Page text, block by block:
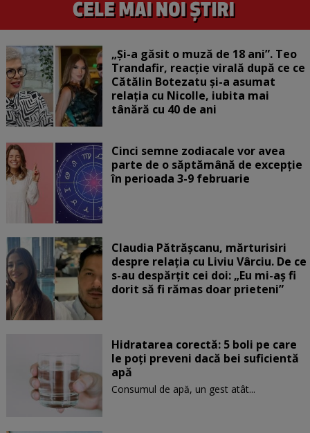
„Și-a găsit o muză de 18 ani”. Teo
Trandafir, reacție virală după ce ce
Cătălin Botezatu și-a asumat
relația cu Nicolle, iubita mai
tânără cu 40 de ani
Cinci semne zodiacale vor avea
parte de o săptămână de excepție
în perioada 3-9 februarie
Claudia Pătrășcanu, mărturisiri
despre relația cu Liviu Vârciu. De ce
s-au despărțit cei doi: „Eu mi-aș fi
dorit să fi rămas doar prieteni”
Hidratarea corectă: 5 boli pe care
le poți preveni dacă bei suficientă
apă
Consumul de apă, un gest atât...